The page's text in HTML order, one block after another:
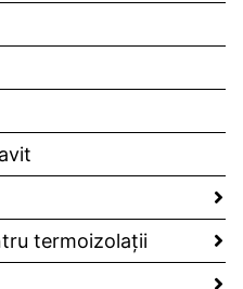
termoizolaţii